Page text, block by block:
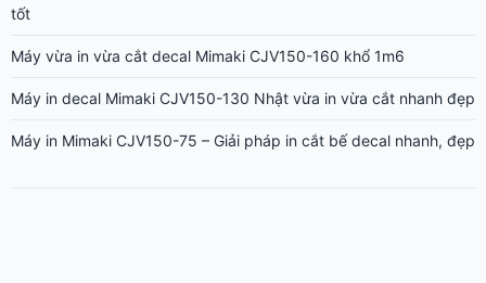
tốt
Máy vừa in vừa cắt decal Mimaki CJV150-160 khổ 1m6
Máy in decal Mimaki CJV150-130 Nhật vừa in vừa cắt nhanh đẹp
Máy in Mimaki CJV150-75 – Giải pháp in cắt bế decal nhanh, đẹp